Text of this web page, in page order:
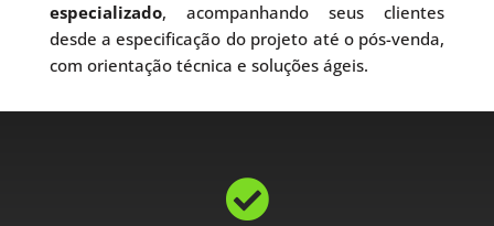
especializado, acompanhando seus clientes
desde a especificação do projeto até o pós-venda,
com orientação técnica e soluções ágeis.
